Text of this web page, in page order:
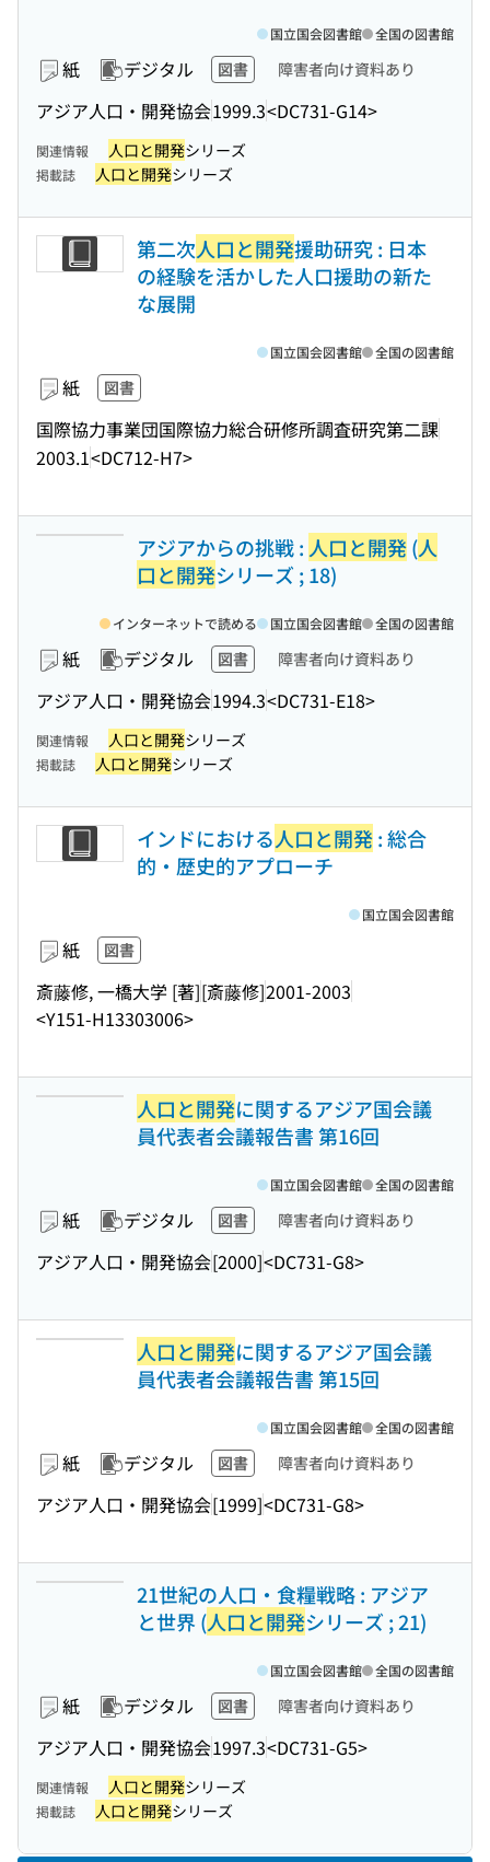
紙 デジタル 図書 障害者向け資料あり
アジア人口・開発協会1999.3<DC731-G14>
国立国会図書館 全国の図書館
関連情報 人口と開発シリーズ
掲載誌 人口と開発シリーズ
第二次人口と開発援助研究 : 日本
の経験を活かした人口援助の新た
な展開
紙 図書
国際協力事業団国際協力総合研修所調査研究第二課
2003.1<DC712-H7>
国立国会図書館 全国の図書館
アジアからの挑戦 : 人口と開発(人
口と開発シリーズ ; 18)
紙 デジタル 図書 障害者向け資料あり
アジア人口・開発協会1994.3<DC731-E18>
インターネットで読める 国立国会図書館 全国の図書館
関連情報 人口と開発シリーズ
掲載誌 人口と開発シリーズ
インドにおける人口と開発: 総合
的・歴史的アプローチ
紙 図書
斎藤修, 一橋大学 [著][斎藤修]2001-2003
<Y151-H13303006>
国立国会図書館
人口と開発に関するアジア国会議
員代表者会議報告書 第16回
紙 デジタル 図書 障害者向け資料あり
アジア人口・開発協会[2000]<DC731-G8>
国立国会図書館 全国の図書館
人口と開発に関するアジア国会議
員代表者会議報告書 第15回
紙 デジタル 図書 障害者向け資料あり
アジア人口・開発協会[1999]<DC731-G8>
国立国会図書館 全国の図書館
21世紀の人口・食糧戦略 : アジア
と世界 (人口と開発シリーズ ; 21)
紙 デジタル 図書 障害者向け資料あり
アジア人口・開発協会1997.3<DC731-G5>
国立国会図書館 全国の図書館
関連情報 人口と開発シリーズ
掲載誌 人口と開発シリーズ